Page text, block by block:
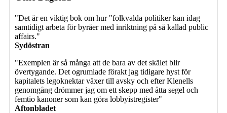
"Det är en viktig bok om hur "folkvalda politiker kan idag
samtidigt arbeta för byråer med inriktning på så kallad public
affairs."
Sydöstran
"Exemplen är så många att de bara av det skälet blir
övertygande. Det ogrumlade förakt jag tidigare hyst för
kapitalets legoknektar växer till avsky och efter Klenells
genomgång drömmer jag om ett skepp med åtta segel och
femtio kanoner som kan göra lobbyistregister"
Aftonbladet